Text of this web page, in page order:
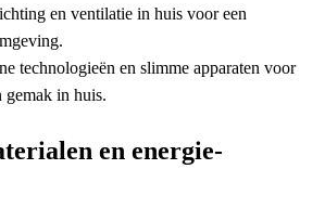
en ventilatie in huis voor een
technologieën en slimme apparaten voor
gemak in huis.
en energie-